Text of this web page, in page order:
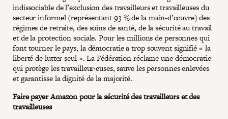
indissociable de l’exclusion des travailleurs et travailleuses du
secteur informel (représentant 93 % de la main-d’œuvre) des
régimes de retraite, des soins de santé, de la sécurité au travail
et de la protection sociale. Pour les millions de personnes qui
font tourner le pays, la démocratie a trop souvent signifié « la
liberté de lutter seul ». La Fédération réclame une démocratie
qui protège les travailleur·euses, sauve les personnes enlevées
et garantisse la dignité de la majorité.
Faire payer Amazon pour la sécurité des travailleurset des
travailleuses